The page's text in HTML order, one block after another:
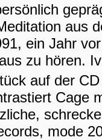
aus
ein Jahr
zu hören.
auf der
Cage
mode